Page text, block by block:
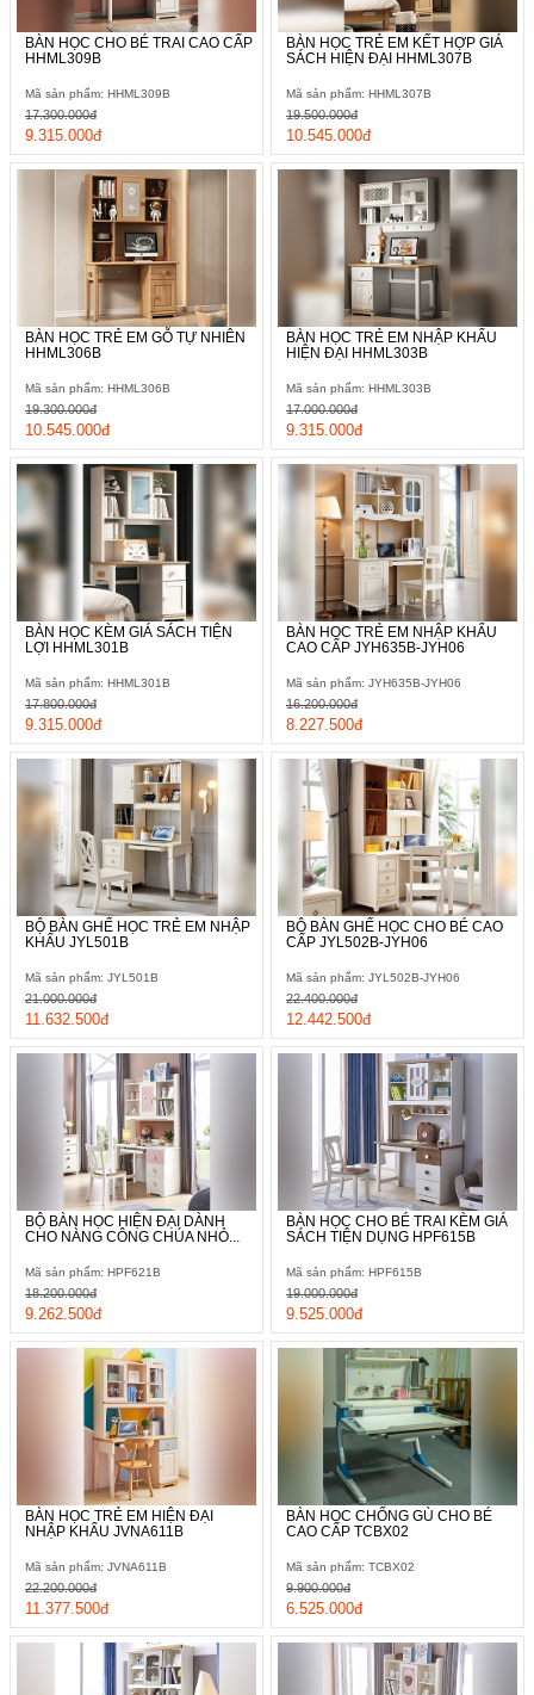
BÀN HỌC CHO BÉ TRAI CAO CẤP
HHML309B
Mã sản phẩm: HHML309B
9.315.000đ
17.300.000đ
BÀN HỌC TRẺ EM KẾT HỢP GIÁ
SÁCH HIỆN ĐẠI HHML307B
Mã sản phẩm: HHML307B
10.545.000đ
19.500.000đ
BÀN HỌC TRẺ EM GỖ TỰ NHIÊN
HHML306B
Mã sản phẩm: HHML306B
10.545.000đ
19.300.000đ
BÀN HỌC TRẺ EM NHẬP KHẨU
HIỆN ĐẠI HHML303B
Mã sản phẩm: HHML303B
9.315.000đ
17.000.000đ
BÀN HỌC KÈM GIÁ SÁCH TIỆN
LỢI HHML301B
Mã sản phẩm: HHML301B
9.315.000đ
17.800.000đ
BÀN HỌC TRẺ EM NHẬP KHẨU
CAO CẤP JYH635B-JYH06
Mã sản phẩm: JYH635B-JYH06
8.227.500đ
16.200.000đ
BỘ BÀN GHẾ HỌC TRẺ EM NHẬP
KHẨU JYL501B
Mã sản phẩm: JYL501B
11.632.500đ
21.000.000đ
BỘ BÀN GHẾ HỌC CHO BÉ CAO
CẤP JYL502B-JYH06
Mã sản phẩm: JYL502B-JYH06
12.442.500đ
22.400.000đ
BỘ BÀN HỌC HIỆN ĐẠI DÀNH
CHO NÀNG CÔNG CHÚA NHỎ...
Mã sản phẩm: HPF621B
9.262.500đ
18.200.000đ
BÀN HỌC CHO BÉ TRAI KÈM GIÁ
SÁCH TIỆN DỤNG HPF615B
Mã sản phẩm: HPF615B
9.525.000đ
19.000.000đ
BÀN HỌC TRẺ EM HIỆN ĐẠI
NHẬP KHẨU JVNA611B
Mã sản phẩm: JVNA611B
11.377.500đ
22.200.000đ
BÀN HỌC CHỐNG GÙ CHO BÉ
CAO CẤP TCBX02
Mã sản phẩm: TCBX02
6.525.000đ
9.900.000đ